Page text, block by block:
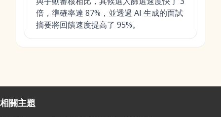
倍，準確率達 87%，並透過 AI 生成的面試
摘要將回饋速度提高了 95%。
相關主題